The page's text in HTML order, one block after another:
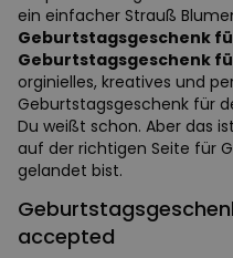
ein einfacher Strauß
Geburtstagsgeschenk
Geburtstagsgeschenk
orginielles, kreatives und
Geburtstagsgeschenk für
Du weißt schon. Aber das
auf der richtigen Seite für
gelandet bist.
accepted